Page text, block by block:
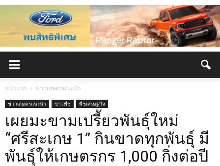
หน้าแรก ข่าวเกษตรแนะนำ
ข่าวเกษตรแนะนำ ข่าวพืช พืชเศรษฐกิจ
เผยมะขามเปรี้ยวพันธุ์ใหม่
“ศรีสะเกษ 1” กินขาดทุกพันธุ์ มี
พันธุ์ให้เกษตรกร 1,000 กิ่งต่อปี